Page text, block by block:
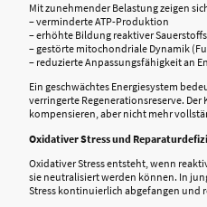
Mit zunehmender Belastung zeigen
– verminderte ATP-Produktion
– erhöhte Bildung reaktiver
– gestörte mitochondriale Dynamik
– reduzierte Anpassungsfähigkeit an
Ein geschwächtes Energiesystem
verringerte Regenerationsreserve. Der
kompensieren, aber nicht mehr
Oxidativer Stress und
Oxidativer Stress entsteht, wenn
sie neutralisiert werden können. In
Stress kontinuierlich abgefangen und